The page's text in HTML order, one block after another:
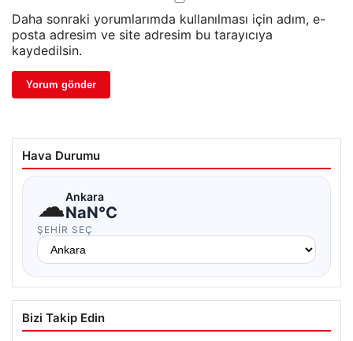
Daha sonraki yorumlarımda kullanılması için adım, e-
posta adresim ve site adresim bu tarayıcıya
kaydedilsin.
Hava Durumu
☁Ankara
NaN°C
ŞEHIR SEÇ
Bizi Takip Edin